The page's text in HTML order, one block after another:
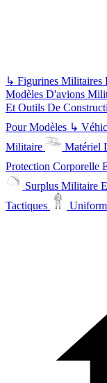
↳ Figurines Militaires
Modèles D'avions
Et Outils De
Pour Modèles ↳
Militaire
Matériel
Protection Corporelle
Surplus Militaire
Tactiques